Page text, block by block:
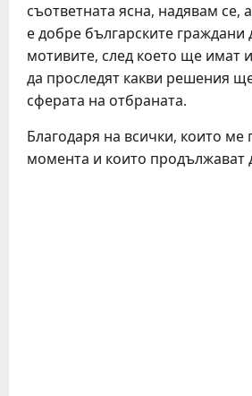
съответната ясна, надявам
е добре българските граждани
мотивите, след което ще имат
да проследят какви решения
сферата на отбраната.
Благодаря на всички, които ме
момента и които продължават